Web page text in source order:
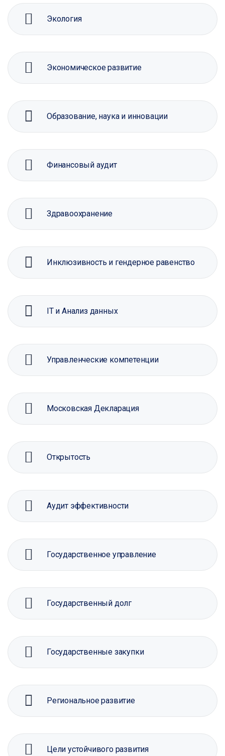
Экология
Экономическое развитие
Образование, наука и инновации
Финансовый аудит
Здравоохранение
Инклюзивность и гендерное равенство
IT и Анализ данных
Управленческие компетенции
Московская Декларация
Открытость
Аудит эффективности
Государственное управление
Государственный долг
Государственные закупки
Региональное развитие
Цели устойчивого развития